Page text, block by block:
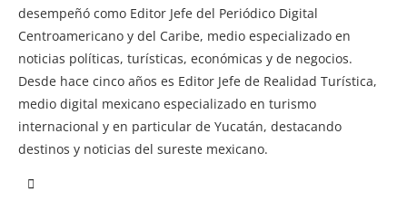
desempeñó como Editor Jefe del Periódico Digital
Centroamericano y del Caribe, medio especializado en
noticias políticas, turísticas, económicas y de negocios.
Desde hace cinco años es Editor Jefe de Realidad Turística,
medio digital mexicano especializado en turismo
internacional y en particular de Yucatán, destacando
destinos y noticias del sureste mexicano.